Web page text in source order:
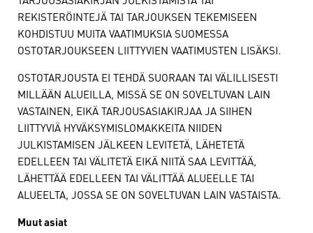
REKISTERÖINTEJÄ TAI TARJOUKSEN TEKEMISEEN
KOHDISTUU MUITA VAATIMUKSIA SUOMESSA
OSTOTARJOUKSEEN LIITTYVIEN VAATIMUSTEN LISÄKSI.
OSTOTARJOUSTA EI TEHDÄ SUORAAN TAI VÄLILLISESTI
MILLÄÄN ALUEILLA, MISSÄ SE ON SOVELTUVAN LAIN
VASTAINEN, EIKÄ TARJOUSASIAKIRJAA JA SIIHEN
LIITTYVIÄ HYVÄKSYMISLOMAKKEITA NIIDEN
JULKISTAMISEN JÄLKEEN LEVITETÄ, LÄHETETÄ
EDELLEEN TAI VÄLITETÄ EIKÄ NIITÄ SAA LEVITTÄÄ,
LÄHETTÄÄ EDELLEEN TAI VÄLITTÄÄ ALUEELLE TAI
ALUEELTA, JOSSA SE ON SOVELTUVAN LAIN VASTAISTA.
Muut asiat